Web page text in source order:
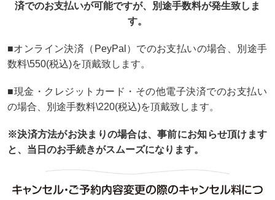
済でのお支払いが可能ですが、別途手数料が発生致しま
す。
■オンライン決済（PeyPal）でのお支払いの場合、別途手
数料\550(税込)を頂戴致します。
■現金・クレジットカード・その他電子決済でのお支払い
の場合、別途手数料\220(税込)を頂戴致します。
※決済方法がお決まりの場合は、事前にお知らせ頂けます
と、当日のお手続きがスムーズになります。
キャンセル・ご予約内容変更の際のキャンセル料につ